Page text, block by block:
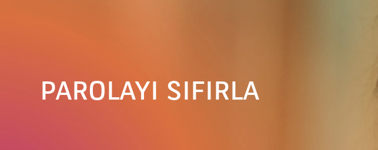
PAROLAYI SIFIRLA